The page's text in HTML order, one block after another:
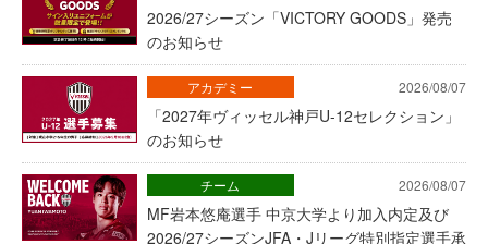
2026/27シーズン「VICTORY GOODS」発売
のお知らせ
2026/08/07
「2027年ヴィッセル神戸U-12セレクション」
のお知らせ
アカデミー
2026/08/07
MF岩本悠庵選手 中京大学より加入内定及び
2026/27シーズンJFA・Jリーグ特別指定選手承
チーム